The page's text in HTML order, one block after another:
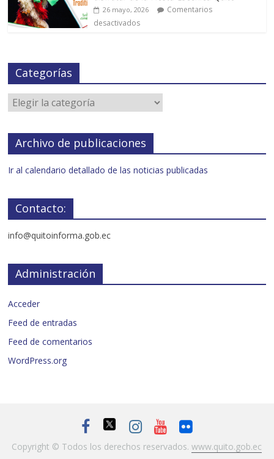
26 mayo, 2026
Comentarios
desactivados
Categorías
Archivo de publicaciones
Ir al calendario detallado de las noticias publicadas
Contacto:
info@quitoinforma.gob.ec
Administración
Acceder
Feed de entradas
Feed de comentarios
WordPress.org
Copyright © Todos los derechos reservados.www.quito.gob.ec